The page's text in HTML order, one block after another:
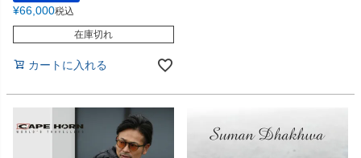
¥66,000税込
在庫切れ
カートに入れる